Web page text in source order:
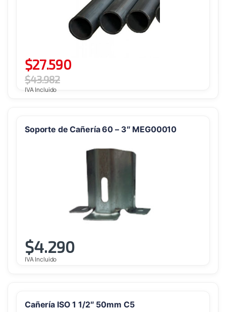
$27.590
$43.982
IVA Incluido
Soporte de Cañería 60 – 3″ MEG00010
$4.290
IVA Incluido
Cañería ISO 1 1/2″ 50mm C5